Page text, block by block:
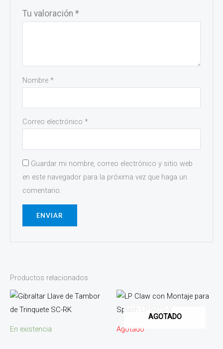
Tu valoración*
Nombre*
Correo electrónico*
Guardar mi nombre, correo electrónico y sitio web
en este navegador para la próxima vez que haga un
comentario.
Productos relacionados
En existencia
AGOTADO
Agotado